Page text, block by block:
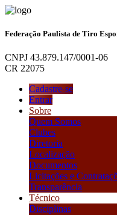
Federação Paulista de Tiro
CNPJ 43.879.147/0001-06
CR 22075
Cadastre-se
Entrar
Sobre
Quem Somos
Clubes
Diretoria
Localização
Documentos
Licitações e
Transparência
Técnico
Disciplinas